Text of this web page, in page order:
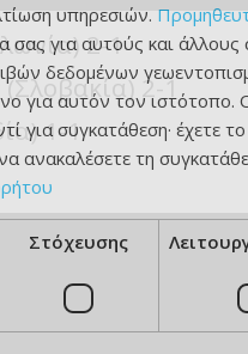
2-1
2-1
1-1
υπηρεσιών.
σας για αυτούς και
δεδομένων
για αυτόν τον ιστότοπο.
για συγκατάθεση· έχετε
ανακαλέσετε τη
Στόχευσης